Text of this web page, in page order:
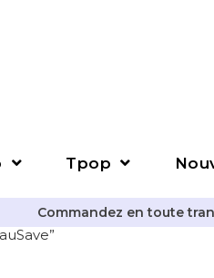
Tpop
Commandez en toute